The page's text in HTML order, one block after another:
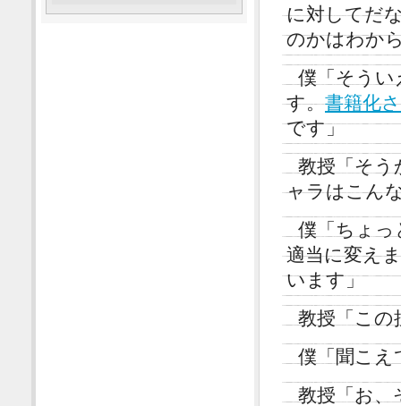
に対してだ
のかはわか
僕「そうい
す。書籍化
です」
教授「そ
ャラはこん
僕「ちょっ
適当に変え
います」
教授「この
僕「聞こえ
教授「お、